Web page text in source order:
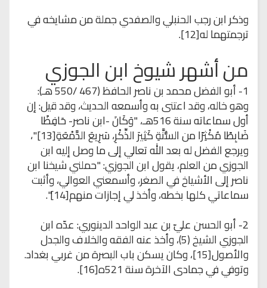
وذكر ابن رجب الحنبلي والصفدي جملة من مشايخه في
ترجمتهما له[12].
من أشهر شيوخ ابن الجوزي
1- أبو الفضل محمد بن ناصر الحافظ (467 /550 هـ):
وهو خاله، وقد اعتنى به وأسمعه الحديث، وقد قيل: إن
أول سماعاته سنة 516هـ، "وَكَانَ -ابن ناصر- حَافِظًا
ضَابِطًا مُكْثِرًا من السُّنَّةِ كَثِيرَ الذِّكْرِ، سَرِيعَ الدَّمْعَةِ[13]"،
ويرجع الفضل له بعد الله تعالي إلى ما وصل إليه ابن
الجوزي من العلم، يقول ابن الجوزي: "حملني شيخنا ابن
ناصر إلى الأشياخ في الصغر، وأسمعني العوالي، وأثبت
سماعاتي كلها بخطه، وأخذ لي إجازات منهم[14]".
2- أبو الحسن عليّ بن عبد الواحد الدينوري: عدّه ابن
الجوزي الشيخ (5)، وأخذ عنه الفقه والخلاف والجدل
والأصول[15]، وكان يسكن باب البصرة من غربي بغداد.
وتوفي في جمادى الآخرة سنة 521ه[16].